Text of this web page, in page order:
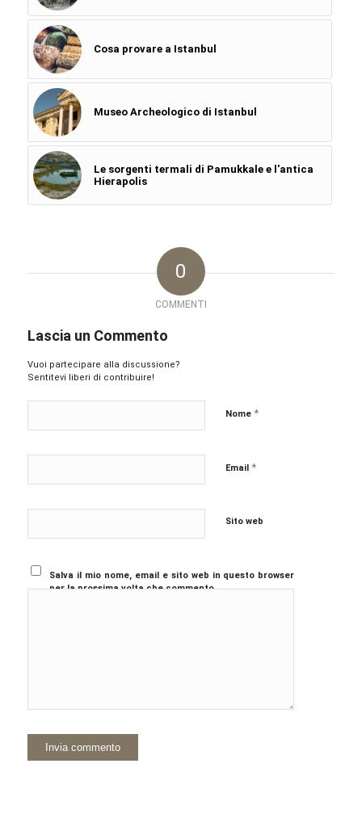
Cosa provare a Istanbul
Museo Archeologico di Istanbul
Le sorgenti termali di Pamukkale e l'antica
Hierapolis
0
COMMENTI
Lascia un Commento
Vuoi partecipare alla discussione?
Sentitevi liberi di contribuire!
Nome *
Email *
Sito web
Salva il mio nome, email e sito web in questo browser
per la prossima volta che commento.